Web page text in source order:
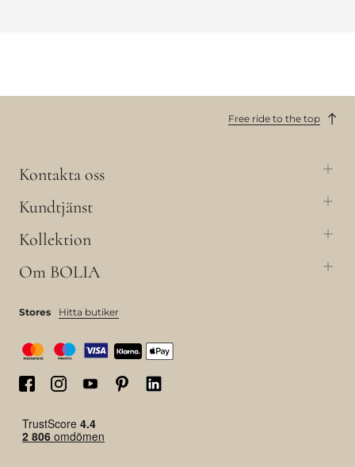
Free ride to the top
Kontakta oss
Kundtjänst
Kollektion
Om BOLIA
Stores Hitta butiker